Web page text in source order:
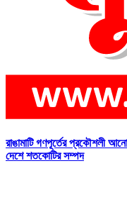
রাঙামাটি গণপূর্তের প্রকৌশলী
দেশে শতকোটির সম্পদ